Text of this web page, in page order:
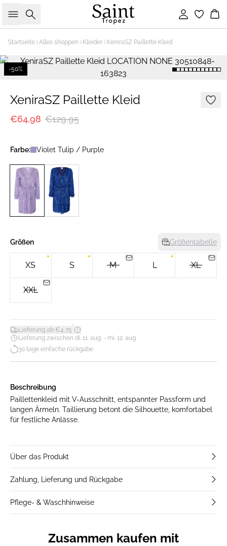
Suche Einloggen
Startseite Alles shoppen Kleider XeniraSZ Paillette Kleid
-50%
XeniraSZ Paillette Kleid
€64,98 €129,95
Farbe: Violet Tulip / Purple
Größen Größentabelle
XS S M L XL
XXL
Lieferung ab €4,75*
Lieferung zwischen di. 11. aug. - mi. 12. aug.
30 tage einfache rückgabe
Beschreibung
Paillettenkleid mit V-Ausschnitt, entspannter Passform und
langen Ärmeln. Taillierung betont die Silhouette, komfortabel
für festliche Anlässe.
Über das Produkt
Zahlung, Lieferung und Rückgabe
Pflege- & Waschhinweise
Zusammen kaufen mit